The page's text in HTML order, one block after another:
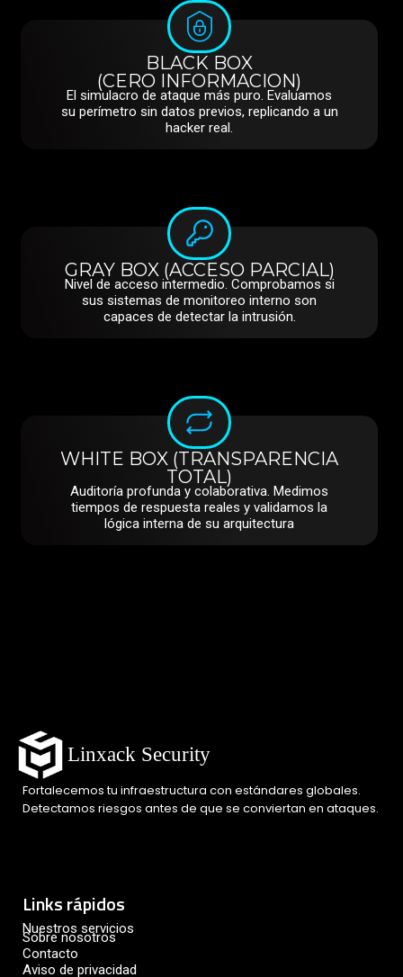
BLACK BOX
(CERO INFORMACION)
El simulacro de ataque más puro. Evaluamos
su perímetro sin datos previos, replicando a un
hacker real.
GRAY BOX (ACCESO PARCIAL)
Nivel de acceso intermedio. Comprobamos si
sus sistemas de monitoreo interno son
capaces de detectar la intrusión.
WHITE BOX (TRANSPARENCIA
TOTAL)
Auditoría profunda y colaborativa. Medimos
tiempos de respuesta reales y validamos la
lógica interna de su arquitectura
Linxack Security
Fortalecemos tu infraestructura con estándares globales.
Detectamos riesgos antes de que se conviertan en ataques.
Links rápidos
Nuestros servicios
Sobre nosotros
Contacto
Aviso de privacidad